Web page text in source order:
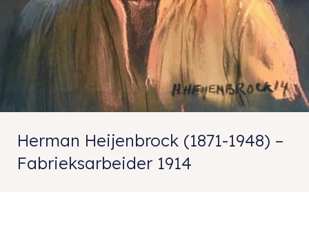
Herman Heijenbrock (1871-1948) –
Fabrieksarbeider 1914